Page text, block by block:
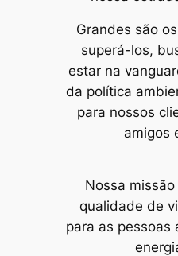
Grandes são
superá-los,
estar na
da política
para nossos
amigos
Nossa
qualidade de
para as pessoas